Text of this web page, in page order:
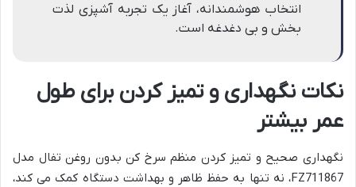
انتخاب هوشمندانه، آغاز یک تجربه آشپزی لذت
بخش و بی دغدغه است.
نکات نگهداری و تمیز کردن برای طول
عمر بیشتر
نگهداری صحیح و تمیز کردن منظم سرخ کن بدون روغن تفال مدل
FZ711867، نه تنها به حفظ ظاهر و بهداشت دستگاه کمک می کند،